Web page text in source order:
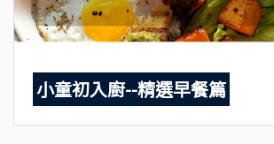
小童初入廚--精選早餐篇